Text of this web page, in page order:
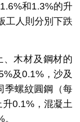
和1.3%的升
工人則分別下跌
木材及鋼材的
及0.1%，沙及
季螺紋圓鋼（每
0.1%，混凝土